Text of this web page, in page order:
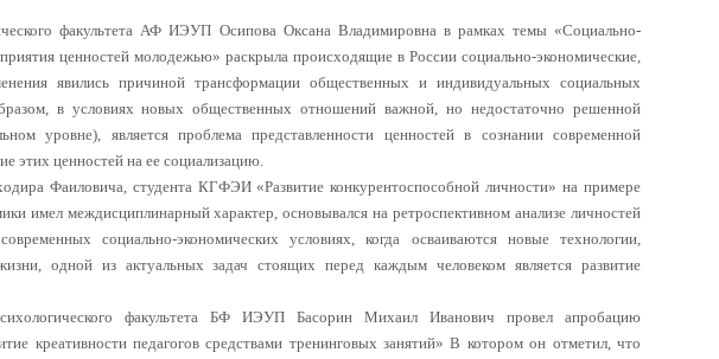
факультета АФ ИЭУП Осипова Оксана Владимировна в рамках темы «Социально-
ценностей молодежью» раскрыла происходящие в России социально-экономические,
явились причиной трансформации общественных и индивидуальных социальных
в условиях новых общественных отношений важной, но недостаточно решенной
уровне), является проблема представленности ценностей в сознании современной
этих ценностей на ее социализацию.
Фаиловича, студента КГФЭИ «Развитие конкурентоспособной личности» на примере
имел междисциплинарный характер, основывался на ретроспективном анализе личностей
социально-экономических условиях, когда осваиваются новые технологии,
одной из актуальных задач стоящих перед каждым человеком является развитие
факультета БФ ИЭУП Басорин Михаил Иванович провел апробацию
креативности педагогов средствами тренинговых занятий» В котором он отметил, что